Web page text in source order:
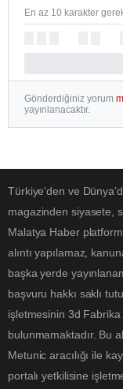
En az 10 karakter
Gönderdiğiniz yorum
yayınlanacaktır.
Türkiye'den ve
magazinden siyasete,
Malatya Haber
alıntı yapılamaz,
başka yerde
başvuru hakkı saklı
işletmesinin 3d Fabrika
bulunmamaktadır. Bu
Metunic aracılığı ile
portalı yetkilisine